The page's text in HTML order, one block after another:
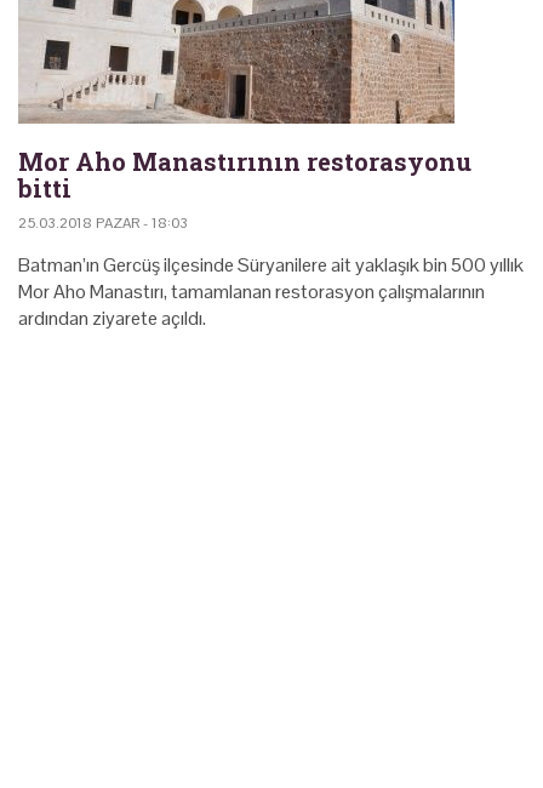
Mor Aho Manastırının restorasyonu
bitti
25.03.2018 PAZAR - 18:03
Batman’ın Gercüş ilçesinde Süryanilere ait yaklaşık bin 500 yıllık
Mor Aho Manastırı, tamamlanan restorasyon çalışmalarının
ardından ziyarete açıldı.